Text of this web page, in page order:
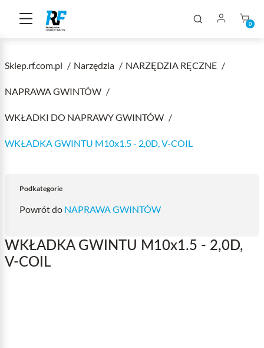
0
Sklep.rf.com.pl Narzędzia NARZĘDZIA RĘCZNE
NAPRAWA GWINTÓW
WKŁADKI DO NAPRAWY GWINTÓW
WKŁADKA GWINTU M10x1.5 - 2,0D, V-COIL
Podkategorie
Powrót do NAPRAWA GWINTÓW
WKŁADKA GWINTU M10x1.5 - 2,0D,
V-COIL